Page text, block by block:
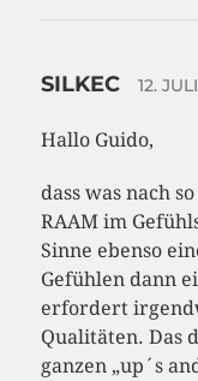
SILKEC 12.
Hallo Guido,
dass was nach
RAAM im
Sinne ebenso
Gefühlen dann
erfordert
Qualitäten. Das
ganzen „up´s